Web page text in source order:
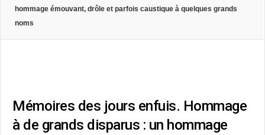
hommage émouvant, drôle et parfois caustique à quelques grands
noms
Mémoires des jours enfuis. Hommage
à de grands disparus : un hommage